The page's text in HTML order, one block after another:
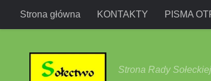
Przejdź do treści
Strona główna KONTAKTY PISMA
Strona Rady